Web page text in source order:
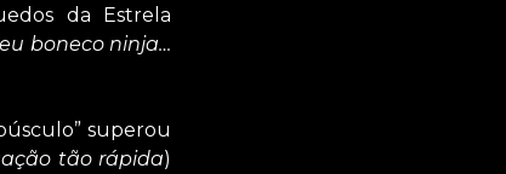
da Estrela
boneco ninja…
superou
tão rápida)